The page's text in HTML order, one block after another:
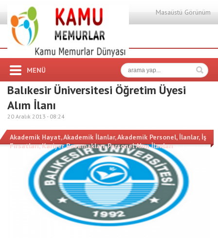
Masaüstü Görünüm
MENÜ
Balıkesir Üniversitesi Öğretim Üyesi
Alım İlanı
20 Aralık 2013 - 08:24
Akademik Hayat,Akademik İlanlar,Akademik Personel, İlanlar, İş
Fırsatları,Kariyer Basamakları,Personel Alım İlanları